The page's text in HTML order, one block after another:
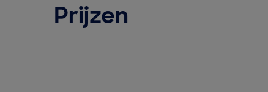
Prijzen